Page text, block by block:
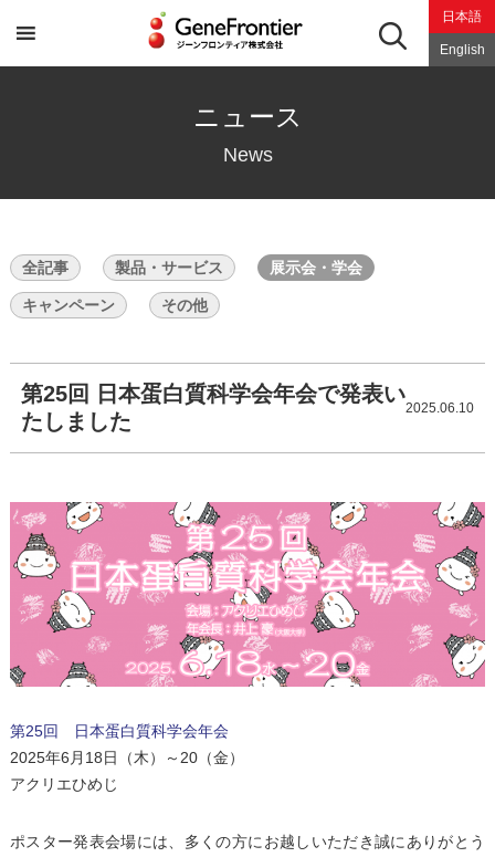
content
日本語
English
ニュース
News
全記事 製品・サービス 展示会・学会
キャンペーン その他
第25回 日本蛋白質科学会年会で発表い
たしました
2025.06.10
第25回 日本蛋白質科学会年会
2025年6月18日（木）～20（金）
アクリエひめじ
ポスター発表会場には、多くの方にお越しいただき誠にありがとう